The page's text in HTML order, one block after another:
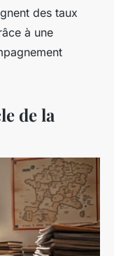
des taux
à une
de la